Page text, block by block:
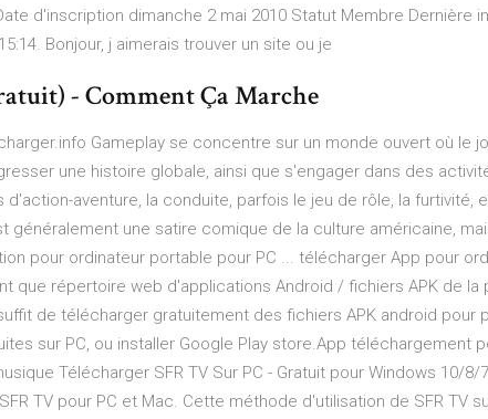
d'inscription dimanche 2 mai 2010 Statut Membre Dernière
Bonjour, j aimerais trouver un site ou je
- Comment Ça Marche
Gameplay se concentre sur un monde ouvert où le
une histoire globale, ainsi que s'engager dans des
aventure, la conduite, parfois le jeu de rôle, la furtivité,
généralement une satire comique de la culture américaine,
pour ordinateur portable pour PC ... télécharger App pour
que répertoire web d'applications Android / fichiers APK de la
de télécharger gratuitement des fichiers APK android pour
sur PC, ou installer Google Play store.App téléchargement
Télécharger SFR TV Sur PC - Gratuit pour Windows 10/8/
TV pour PC et Mac. Cette méthode d'utilisation de SFR TV